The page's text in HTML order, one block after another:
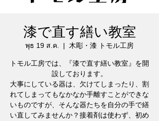
漆で直す繕い教室
พุธ 19 ส.ค.
  |
木彫・漆 トモル工房
トモル工房では、『漆で直す繕い教室』を開
設しております。
大事にしている器は、欠けてしまったり、割
れてしまってもなかなか手離すことができな
いものですが、そんな器たちを自分の手で繕
い直してみませんか？接着剤は使わず、初め